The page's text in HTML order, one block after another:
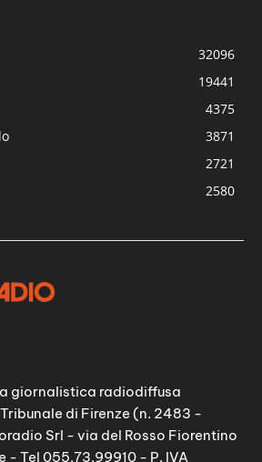
32096
19441
4375
3871
2721
2580
giornalistica radiodiffusa
di Firenze (n. 2483 -
Srl - via del Rosso Fiorentino
- Tel 055.73.99910 - P. IVA